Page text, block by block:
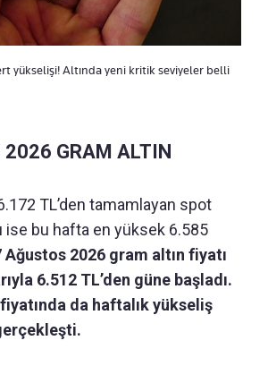
yükselişi! Altında yeni kritik seviyeler belli
2026 GRAM ALTIN
TL’den tamamlayan spot
ise bu hafta en yüksek 6.585
Ağustos 2026 gram altın fiyatı
6.512 TL’den güne başladı.
da haftalık yükseliş